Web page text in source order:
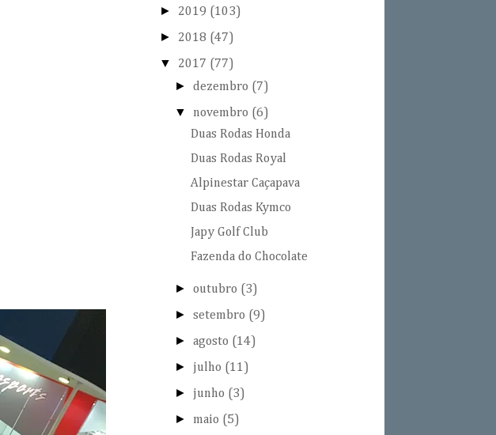
► 2019 (103)
► 2018 (47)
▼ 2017 (77)
►dezembro (7)
▼ novembro (6)
Duas Rodas Honda
Duas Rodas Royal
Alpinestar Caçapava
Duas Rodas Kymco
Japy Golf Club
Fazenda do Chocolate
►outubro (3)
►setembro (9)
►agosto (14)
► julho (11)
► junho (3)
► maio (5)